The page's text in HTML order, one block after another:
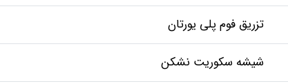
تزریق فوم پلی یورتان
شیشه سکوریت نشکن